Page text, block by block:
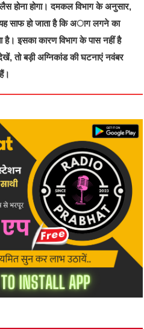
होना होगा। दमकल विभाग के अनुसार,
साफ हो जाता है कि अाग लगने का
है। इसका कारण विभाग के पास नहीं है
तो बड़ी अग्निकांड की घटनाएं नवंबर